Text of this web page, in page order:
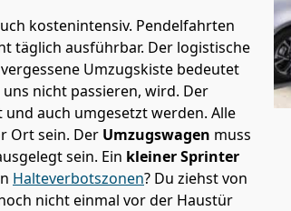
kostenintensiv. Pendelfahrten
täglich ausführbar. Der logistische
vergessene Umzugskiste bedeutet
nicht passieren, wird. Der
auch umgesetzt werden. Alle
Ort sein. Der Umzugswagen muss
sein. Ein kleiner Sprinter
Halteverbotszonen? Du ziehst von
nicht einmal vor der Haustür